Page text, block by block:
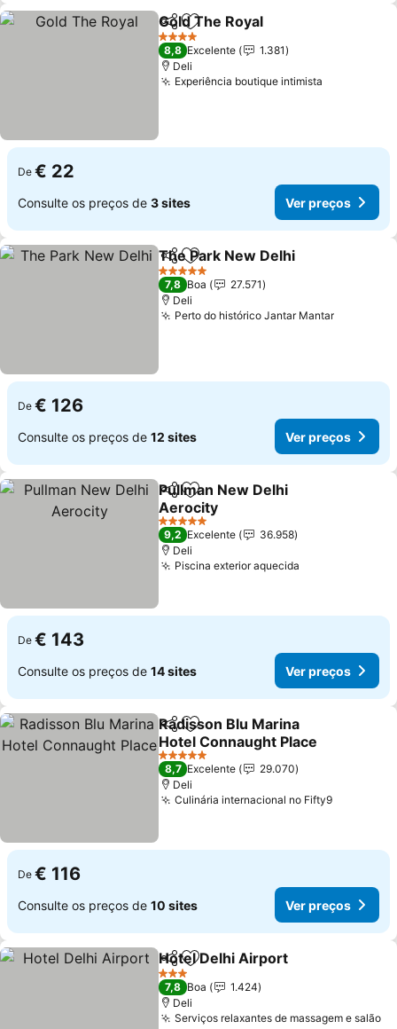
PartilharAdicionar aos favoritos
Gold The Royal
4 Estrelas
8,8 Excelente
1.381
Deli
Experiência boutique intimista
De € 22
Consulte os preços de 3 sites Ver preços
PartilharAdicionar aos favoritos
The Park New Delhi
5 Estrelas
7,8 Boa
27.571
Deli
Perto do histórico Jantar MantarVer
De € 126
Consulte os preços de 12 sites Ver preços
PartilharAdicionar aos favoritos
Pullman New Delhi
Aerocity
Ver preços
5 Estrelas
9,2 Excelente
36.958
Deli
Piscina exterior aquecida
De € 143
Consulte os preços de 14 sites Ver preços
PartilharAdicionar aos favoritos
Radisson Blu Marina
Hotel Connaught Place
Ver preços
5 Estrelas
8,7 Excelente
29.070
Deli
Culinária internacional no Fifty9Ver
De € 116
Consulte os preços de 10 sites Ver preços
PartilharAdicionar aos favoritos
Hotel Delhi Airport
3 Estrelas
7,8 Boa
1.424
Deli
Serviços relaxantes de massagem e salão